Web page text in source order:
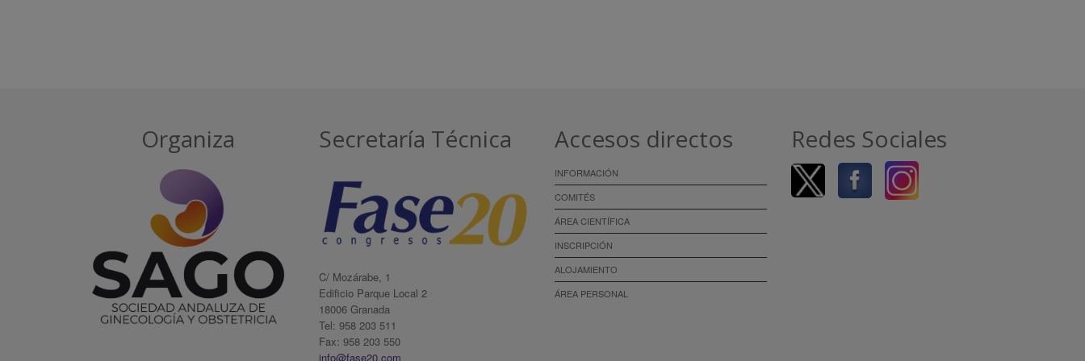
Organiza Secretaría Técnica
C/ Mozárabe, 1
Edificio Parque Local 2
18006 Granada
Tel: 958 203 511
Fax: 958 203 550
info@fase20.com
Accesos directos
INFORMACIÓN
COMITÉS
ÁREA CIENTÍFICA
INSCRIPCIÓN
ALOJAMIENTO
ÁREA PERSONAL
Redes Sociales